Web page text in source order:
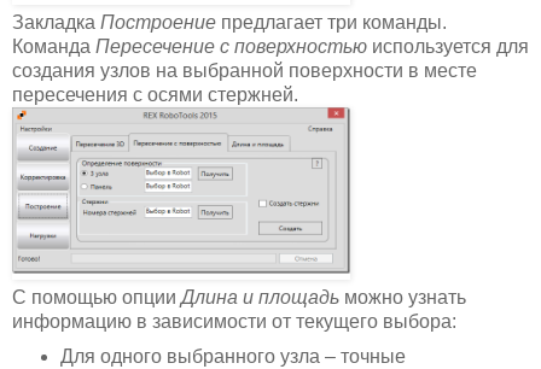
Закладка Построение предлагает три команды.
Команда Пересечение с поверхностью используется для
создания узлов на выбранной поверхности в месте
пересечения с осями стержней.
С помощью опцииДлина и площадь можно узнать
информацию в зависимости от текущего выбора:
Для одного выбранного узла – точные